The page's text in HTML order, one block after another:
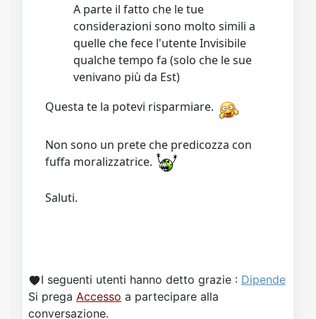
A parte il fatto che le tue
considerazioni sono molto simili a
quelle che fece l'utente Invisibile
qualche tempo fa (solo che le sue
venivano più da Est)
Questa te la potevi risparmiare.
Non sono un prete che predicozza con
fuffa moralizzatrice.
Saluti.
I seguenti utenti hanno detto grazie : Dipende
Si prega Accesso a partecipare alla
conversazione.